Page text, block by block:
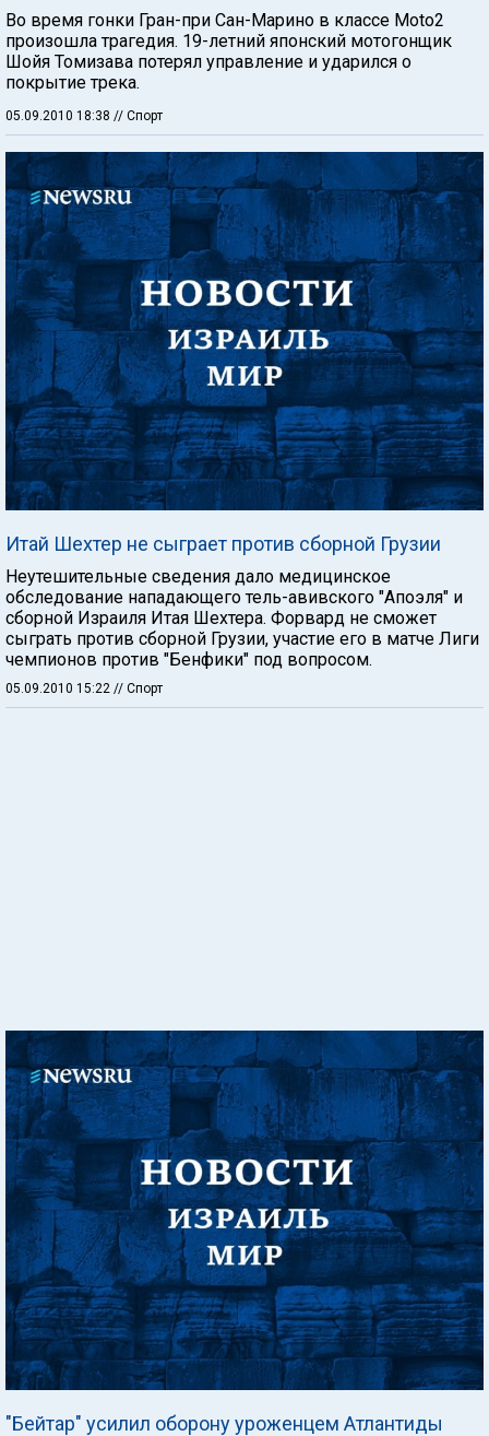
Во время гонки Гран-при Сан-Марино в классе Moto2
произошла трагедия. 19-летний японский мотогонщик
Шойя Томизава потерял управление и ударился о
покрытие трека.
05.09.2010 18:38 // Спорт
Итай Шехтер не сыграет против сборной Грузии
Неутешительные сведения дало медицинское
обследование нападающего тель-авивского "Апоэля" и
сборной Израиля Итая Шехтера. Форвард не сможет
сыграть против сборной Грузии, участие его в матче Лиги
чемпионов против "Бенфики" под вопросом.
05.09.2010 15:22 // Спорт
"Бейтар" усилил оборону уроженцем Атлантиды